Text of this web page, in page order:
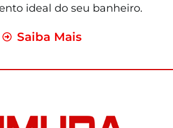
ideal do seu banheiro.
Saiba Mais